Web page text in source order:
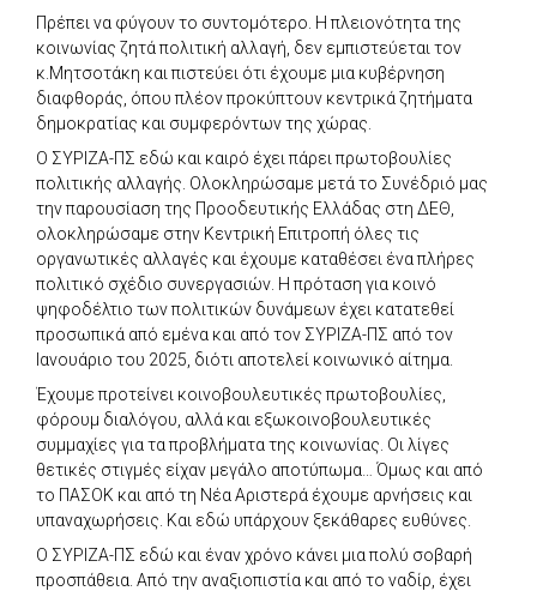
Πρέπει να φύγουν το συντομότερο. Η πλειονότητα της
κοινωνίας ζητά πολιτική αλλαγή, δεν εμπιστεύεται τον
κ.Μητσοτάκη και πιστεύει ότι έχουμε μια κυβέρνηση
διαφθοράς, όπου πλέον προκύπτουν κεντρικά ζητήματα
δημοκρατίας και συμφερόντων της χώρας.
Ο ΣΥΡΙΖΑ-ΠΣ εδώ και καιρό έχει πάρει πρωτοβουλίες
πολιτικής αλλαγής. Ολοκληρώσαμε μετά το Συνέδριό μας
την παρουσίαση της Προοδευτικής Ελλάδας στη ΔΕΘ,
ολοκληρώσαμε στην Κεντρική Επιτροπή όλες τις
οργανωτικές αλλαγές και έχουμε καταθέσει ένα πλήρες
πολιτικό σχέδιο συνεργασιών. Η πρόταση για κοινό
ψηφοδέλτιο των πολιτικών δυνάμεων έχει κατατεθεί
προσωπικά από εμένα και από τον ΣΥΡΙΖΑ-ΠΣ από τον
Ιανουάριο του 2025, διότι αποτελεί κοινωνικό αίτημα.
Έχουμε προτείνει κοινοβουλευτικές πρωτοβουλίες,
φόρουμ διαλόγου, αλλά και εξωκοινοβουλευτικές
συμμαχίες για τα προβλήματα της κοινωνίας. Οι λίγες
θετικές στιγμές είχαν μεγάλο αποτύπωμα… Όμως και από
το ΠΑΣΟΚ και από τη Νέα Αριστερά έχουμε αρνήσεις και
υπαναχωρήσεις. Και εδώ υπάρχουν ξεκάθαρες ευθύνες.
Ο ΣΥΡΙΖΑ-ΠΣ εδώ και έναν χρόνο κάνει μια πολύ σοβαρή
προσπάθεια. Από την αναξιοπιστία και από το ναδίρ, έχει